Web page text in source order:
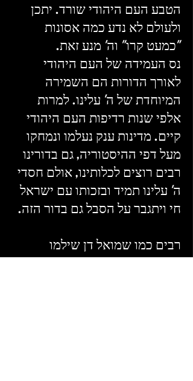
הטבע העם היהודי שורד. יתכן
ולעולם לא נדע כמה אסונות
"כמעט קרו" וה' מנע זאת.
נס העמידה של העם היהודי
לאורך הדורות הם השמירה
המיוחדת של ה' עלינו. למרות
אלפי שנות רדיפות העם היהודי
קיים. מדינות ענק נעלמו ונמחקו
מעל דפי ההיסטוריה, גם בדורינו
רבים רוצים לכלותינו, אולם חסדי
ה' עלינו תמיד ובזכותו עם ישראל
חי ויתגבר על הסבל גם בדור הזה.
רבים כמו שמואל דן שילמו
בחייהם הצעירים ומסרו את גופם